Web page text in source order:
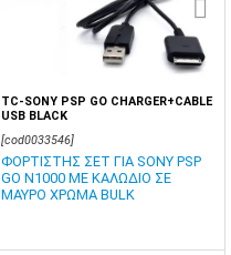
TC-SONY PSP GO CHARGER+CABLE
USB BLACK
[cod0033546]
ΦΟΡΤΙΣΤΗΣ ΣΕΤ ΓΙΑ SONY PSP
GO N1000 ΜΕ ΚΑΛΩΔΙΟ ΣΕ
ΜΑΥΡΟ ΧΡΩΜΑ BULK